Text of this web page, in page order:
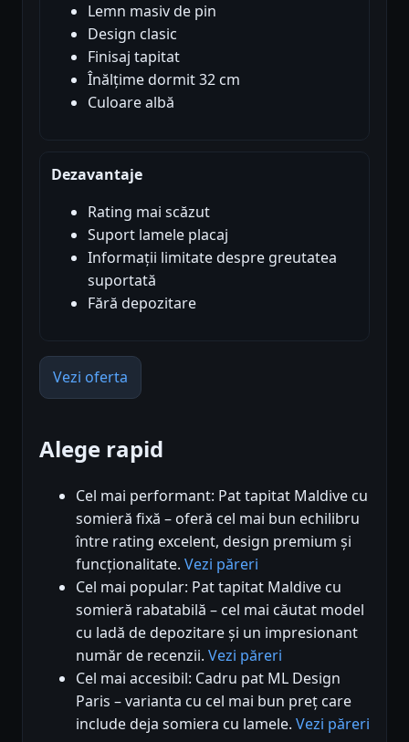
Lemn masiv de pin
Design clasic
Finisaj tapitat
Înălțime dormit 32 cm
Culoare albă
Dezavantaje
Rating mai scăzut
Suport lamele placaj
Informații limitate despre greutatea
suportată
Fără depozitare
Vezi oferta
Alege rapid
Cel mai performant: Pat tapitat Maldive cu
somieră fixă – oferă cel mai bun echilibru
între rating excelent, design premium și
funcționalitate. Vezi păreri
Cel mai popular: Pat tapitat Maldive cu
somieră rabatabilă – cel mai căutat model
cu ladă de depozitare și un impresionant
număr de recenzii. Vezi păreri
Cel mai accesibil: Cadru pat ML Design
Paris – varianta cu cel mai bun preț care
include deja somiera cu lamele. Vezi păreri